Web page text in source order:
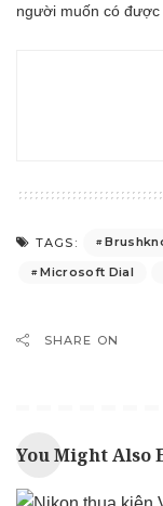
người muốn có được
TAGS:
Microsoft Dial
SHARE ON
You Might Also